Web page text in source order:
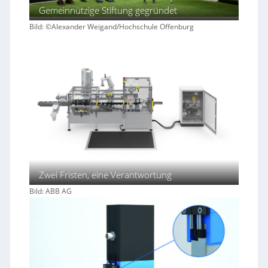
Gemeinnützige Stiftung gegründet
Bild: ©Alexander Weigand/Hochschule Offenburg
Zwei Fristen, eine Verantwortung
Bild: ABB AG